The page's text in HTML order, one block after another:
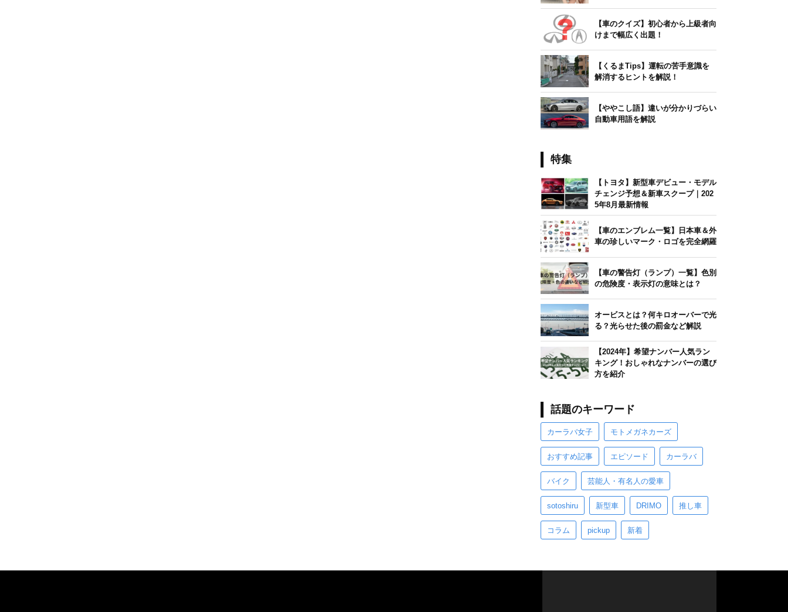
【車のクイズ】初心者から上級者向
けまで幅広く出題！
【くるまTips】運転の苦手意識を
解消するヒントを解説！
【ややこし語】違いが分かりづらい
自動車用語を解説
特集
【トヨタ】新型車デビュー・モデル
チェンジ予想＆新車スクープ｜202
5年8月最新情報
【車のエンブレム一覧】日本車＆外
車の珍しいマーク・ロゴを完全網羅
【車の警告灯（ランプ）一覧】色別
の危険度・表示灯の意味とは？
オービスとは？何キロオーバーで光
る？光らせた後の罰金など解説
【2024年】希望ナンバー人気ラン
キング！おしゃれなナンバーの選び
方を紹介
話題のキーワード
カーラバ女子 モトメガネカーズ
おすすめ記事 エピソード カーラバ
バイク 芸能人・有名人の愛車
sotoshiru 新型車 DRIMO 推し車
コラム pickup 新着